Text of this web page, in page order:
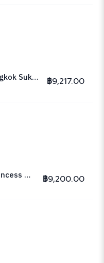
ibis Styles Bangkok Sukhumvit Phra Khanong ฿9,217.00
Pathumwan Princess Hotel ฿9,200.00